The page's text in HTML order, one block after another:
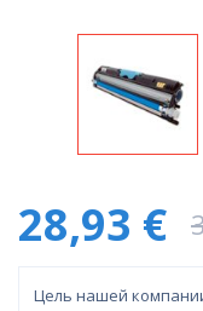
28,93 €
Цель нашей